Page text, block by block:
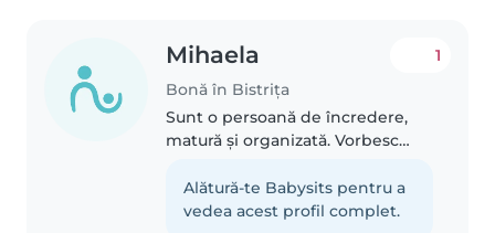
Mihaela
Bonă în Bistrița
1
Sunt o persoană de încredere,
matură și organizată. Vorbesc
rezultate foarte bune la școală,
ceea ce îmi permite să ofer
Alătură-te Babysits pentru a
vedea acest profil complet.